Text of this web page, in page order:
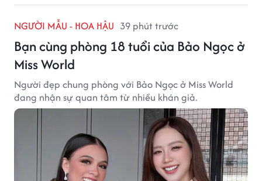
NGƯỜI MẪU - HOA HẬU 39 phút trước
Bạn cùng phòng 18 tuổi của Bảo Ngọc ở
Miss World
Người đẹp chung phòng với Bảo Ngọc ở Miss World
đang nhận sự quan tâm từ nhiều khán giả.